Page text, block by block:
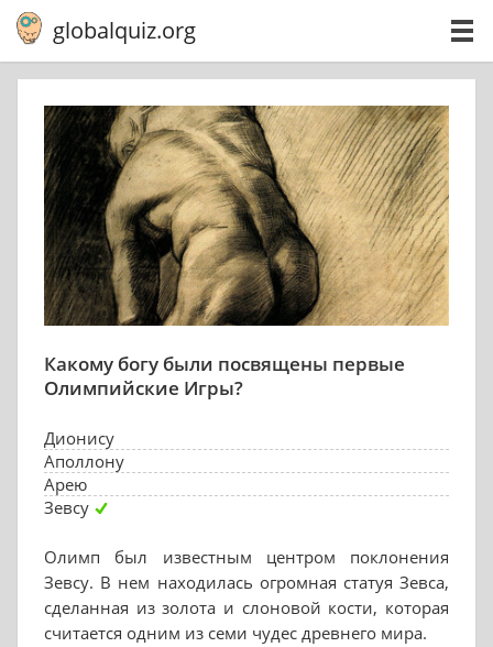
globalquiz.org
Какому богу были посвящены первые
Олимпийские Игры?
Дионису
Аполлону
Арею
Зевсу
Олимп был известным центром поклонения
Зевсу. В нем находилась огромная статуя Зевса,
сделанная из золота и слоновой кости, которая
считается одним из семи чудес древнего мира.